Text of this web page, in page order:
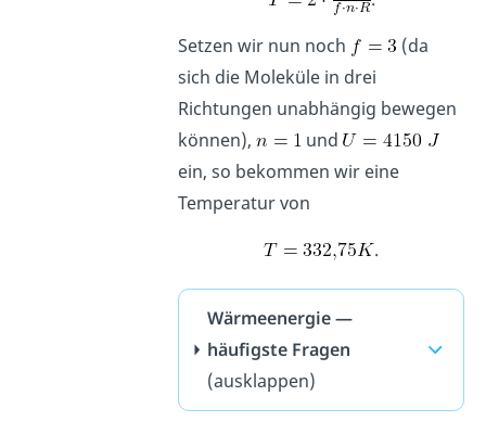
Setzen wir nun noch
(da
sich die Moleküle in drei
Richtungen unabhängig bewegen
können),
und
ein, so bekommen wir eine
Temperatur von
.
Wärmeenergie —
häufigste Fragen
(ausklappen)